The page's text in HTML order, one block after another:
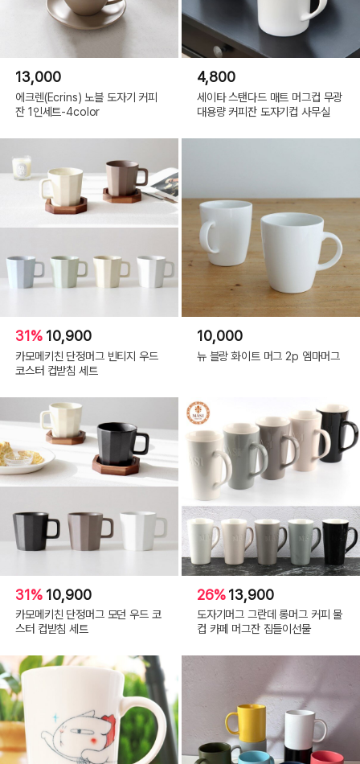
13,000
에크렌(Ecrins) 노블 도자기 커피
잔 1인세트-4color
4,800
세이타 스탠다드 매트 머그컵 무광
대용량 커피잔 도자기컵 사무실
31% 10,900
카모메키친 단정머그 빈티지 우드
코스터 컵받침 세트
10,000
뉴 블랑 화이트 머그 2p 엠마머그
31% 10,900
카모메키친 단정머그 모던 우드 코
스터 컵받침 세트
26%13,900
도자기머그 그란데 롱머그 커피 물
컵 카페 머그잔 집들이선물